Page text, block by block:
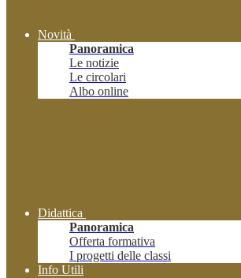
Novità
Panoramica
Le notizie
Le circolari
Albo online
Didattica
Panoramica
Offerta formativa
I progetti delle classi
Info Utili